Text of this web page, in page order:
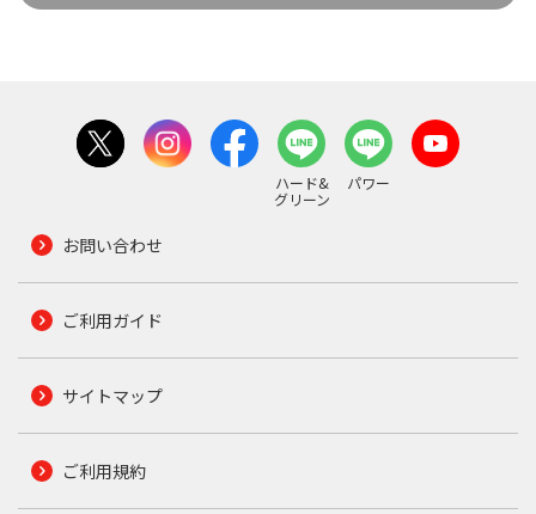
ハード&
グリーン
パワー
お問い合わせ
ご利用ガイド
サイトマップ
ご利用規約